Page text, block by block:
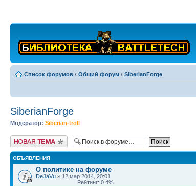
Список форумов ‹ Общий форум ‹ SiberianForge
SiberianForge
Модератор: Siberian-troll
Новая тема
ОБЪЯВЛЕНИЯ
О политике на форуме
DeJaVu » 12 мар 2014, 20:01
Рейтинг: 0.4%